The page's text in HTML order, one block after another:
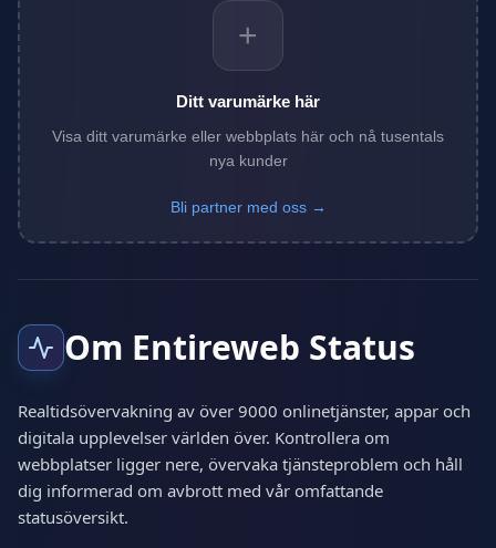
+
Ditt varumärke här
Visa ditt varumärke eller webbplats här och nå tusentals
nya kunder
Bli partner med oss →
Om Entireweb Status
Realtidsövervakning av över 9000 onlinetjänster, appar och
digitala upplevelser världen över. Kontrollera om
webbplatser ligger nere, övervaka tjänsteproblem och håll
dig informerad om avbrott med vår omfattande
statusöversikt.